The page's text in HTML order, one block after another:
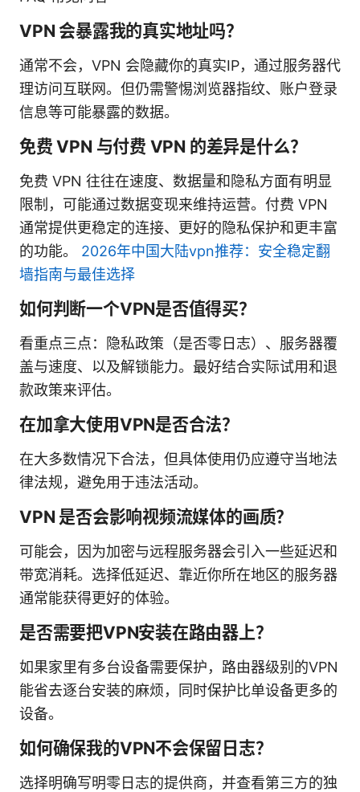
VPN 会暴露我的真实地址吗？
通常不会，VPN 会隐藏你的真实IP，通过服务器代
理访问互联网。但仍需警惕浏览器指纹、账户登录
信息等可能暴露的数据。
免费 VPN 与付费 VPN 的差异是什么？
免费 VPN 往往在速度、数据量和隐私方面有明显
限制，可能通过数据变现来维持运营。付费 VPN
通常提供更稳定的连接、更好的隐私保护和更丰富
的功能。 2026年中国大陆vpn推荐：安全稳定翻
墙指南与最佳选择
如何判断一个VPN是否值得买？
看重点三点：隐私政策（是否零日志）、服务器覆
盖与速度、以及解锁能力。最好结合实际试用和退
款政策来评估。
在加拿大使用VPN是否合法？
在大多数情况下合法，但具体使用仍应遵守当地法
律法规，避免用于违法活动。
VPN 是否会影响视频流媒体的画质？
可能会，因为加密与远程服务器会引入一些延迟和
带宽消耗。选择低延迟、靠近你所在地区的服务器
通常能获得更好的体验。
是否需要把VPN安装在路由器上？
如果家里有多台设备需要保护，路由器级别的VPN
能省去逐台安装的麻烦，同时保护比单设备更多的
设备。
如何确保我的VPN不会保留日志？
选择明确写明零日志的提供商，并查看第三方的独